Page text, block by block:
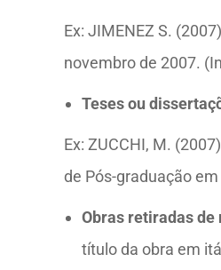
Ex: JIMENEZ S.
novembro de 2007.
Teses ou
Ex: ZUCCHI, M.
de Pós-graduação
Obras retiradas de
título da obra em